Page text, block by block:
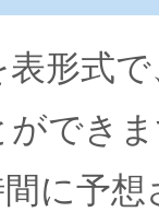
形式
ができ
に予